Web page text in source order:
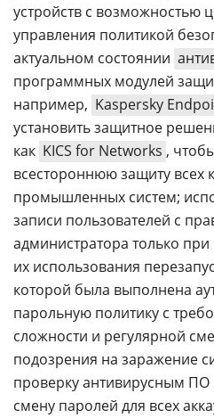
устройств с возможностью
управления политикой
актуальном состоянии
программных модулей
например, Kaspersky
установить защитное
как KICS for Networks ,
всестороннюю защиту всех
промышленных систем;
записи пользователей с
администратора только
их использования
которой была выполнена
парольную политику с
сложности и регулярной
подозрения на заражение
проверку антивирусным
смену паролей для всех